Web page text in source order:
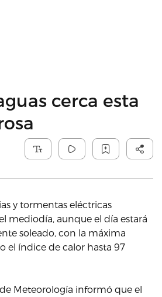
cerca esta
y tormentas eléctricas
mediodía, aunque el día estará
soleado, con la máxima
el índice de calor hasta 97
Meteorología informó que el